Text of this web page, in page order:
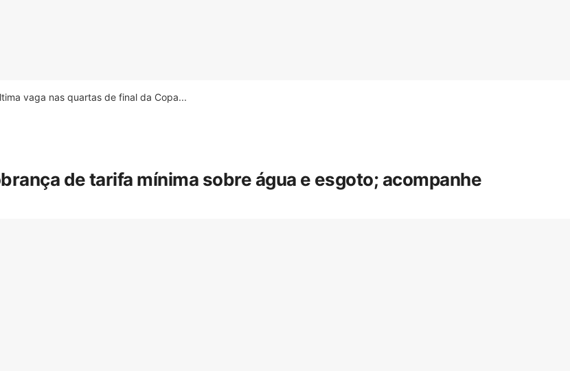
vaga nas quartas de final da Copa...
de tarifa mínima sobre água e esgoto; acompanhe